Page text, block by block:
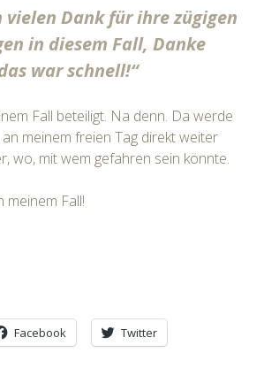
vielen Dank für ihre zügigen
in diesem Fall, Danke
war schnell!“
Fall beteiligt. Na denn. Da werde
meinem freien Tag direkt weiter
wo, mit wem gefahren sein könnte.
meinem Fall!
Facebook Twitter